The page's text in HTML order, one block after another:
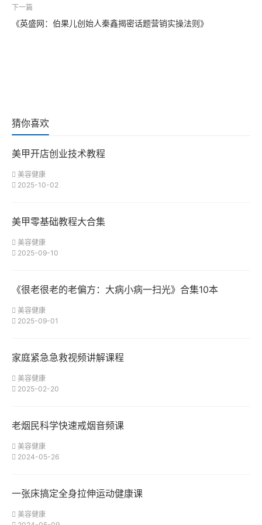
下一篇
《英盛网：伯果儿创始人秦鑫揭密话题营销实操法则》
猜你喜欢
美甲开店创业技术教程
美容健康
2025-10-02
美甲零基础教程大合集
美容健康
2025-09-10
《很老很老的老偏方：大病小病一扫光》合集10本
美容健康
2025-09-01
家庭紧急急救视频讲解课程
美容健康
2025-02-20
老烟民科学快速戒烟音频课
美容健康
2024-05-26
一张床搞定全身拉伸运动健康课
美容健康